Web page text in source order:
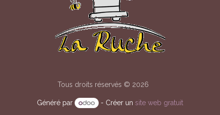
Tous droits réservés © 2026
Généré par - Créer un site web gratuit